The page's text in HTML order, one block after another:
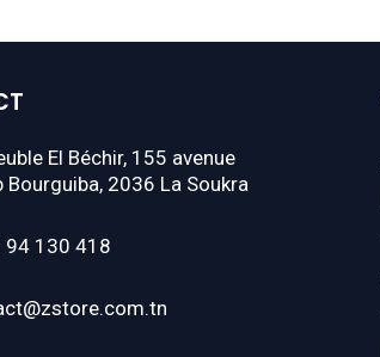
El Béchir, 155 avenue
Bourguiba, 2036 La Soukra
94 130 418